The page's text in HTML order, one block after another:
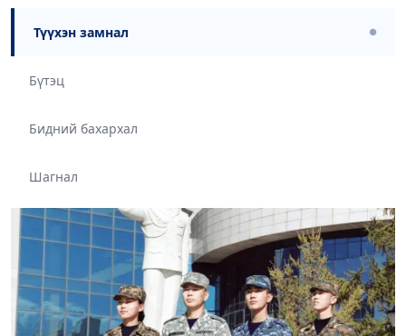
Түүхэн замнал ●
Бүтэц
Бидний бахархал
Шагнал